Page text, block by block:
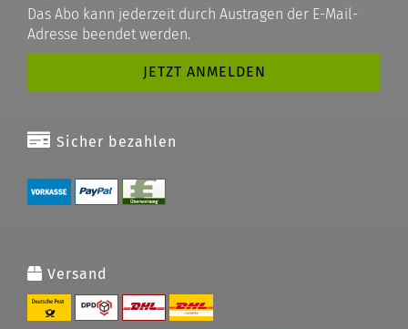
Das Abo kann jederzeit durch Austragen der E-Mail-
Adresse beendet werden.
Sicher bezahlen
Versand